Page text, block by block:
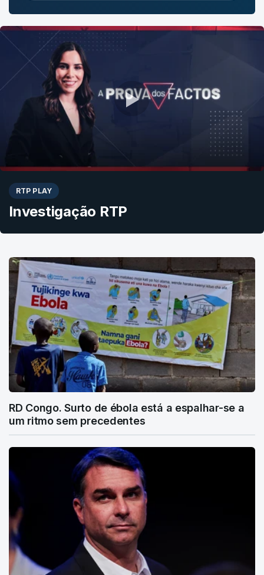
RTP PLAY
Investigação RTP
RD Congo. Surto de ébola está a espalhar-se a
um ritmo sem precedentes